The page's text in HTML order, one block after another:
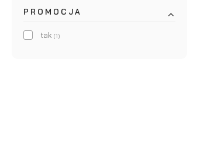
PROMOCJA
tak (1)